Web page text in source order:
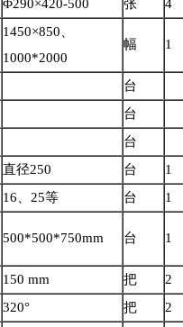
Φ290×420-500 张 4
1450×850、
1000*2000
幅 1
台
台
台
直径250 台
1
16、25等 台 1
500*500*750mm 台 1
150 mm 把
2
320° 把
2